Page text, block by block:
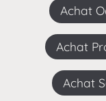
Achat
Achat
Achat